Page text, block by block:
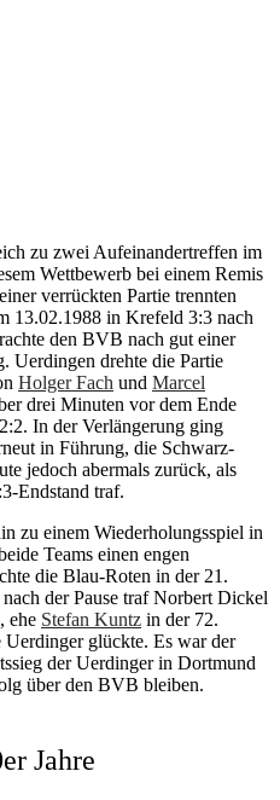
zu zwei Aufeinandertreffen im
Wettbewerb bei einem Remis
verrückten Partie trennten
13.02.1988 in Krefeld 3:3 nach
den BVB nach gut einer
Uerdingen drehte die Partie
Holger Fach und Marcel
drei Minuten vor dem Ende
In der Verlängerung ging
in Führung, die Schwarz-
jedoch abermals zurück, als
Endstand traf.
zu einem Wiederholungsspiel in
Teams einen engen
die Blau-Roten in der 21.
der Pause traf Norbert Dickel
ehe Stefan Kuntz in der 72.
glückte. Es war der
der Uerdinger in Dortmund
über den BVB bleiben.
Jahre